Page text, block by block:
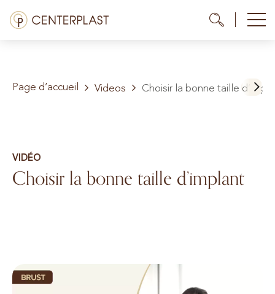
Aller
auMenü
À propos de nous
Contact
Page d’accueil Videos Choisir la bonne taille
VIDÉO
Choisir la bonne taille d’implant